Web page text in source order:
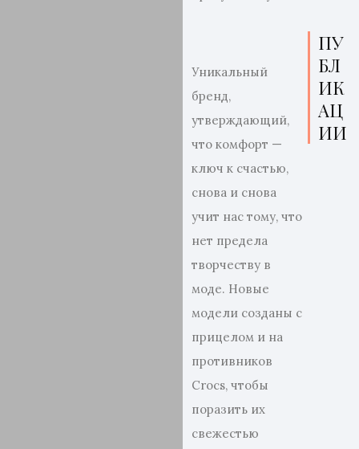
Уникальный
бренд,
утверждающий,
что комфорт —
ключ к счастью,
снова и снова
учит нас тому, что
нет предела
творчеству в
моде. Новые
модели созданы с
прицелом и на
противников
Crocs, чтобы
поразить их
свежестью
ПУ
БЛ
ИК
АЦ
ИИ